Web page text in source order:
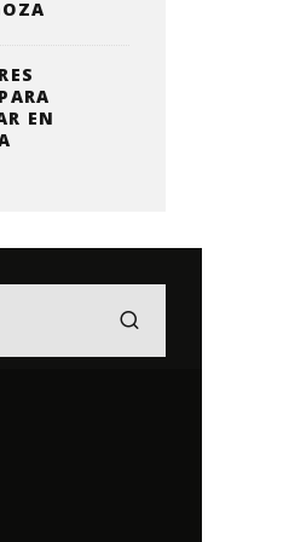
EN